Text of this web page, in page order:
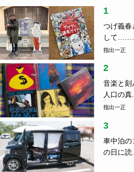
1
つげ義春
して……...
指出一正
2
音楽と刻
人口の真
指出一正
3
車中泊の
の日に読...